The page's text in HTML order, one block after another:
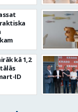
kā 1,2
ID